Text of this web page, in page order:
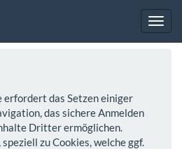
erfordert das Setzen einiger
das sichere Anmelden
Dritter ermöglichen.
zu Cookies, welche ggf.